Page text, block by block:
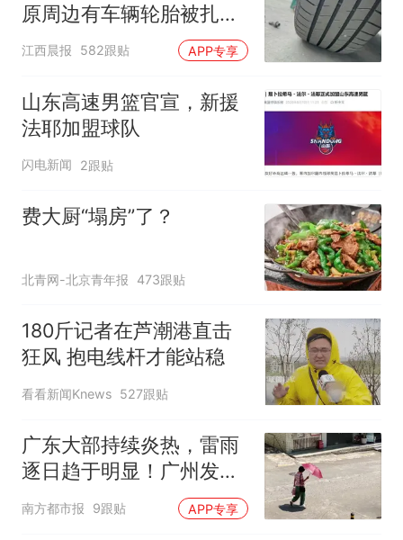
原周边有车辆轮胎被扎，
修理店铺换胎价格高达千
元，官方发布情况通报
江西晨报 582跟贴 APP专享
山东高速男篮官宣，新援
法耶加盟球队
闪电新闻 2跟贴
费大厨“塌房”了？
北青网-北京青年报 473跟贴
180斤记者在芦潮港直击
狂风 抱电线杆才能站稳
看看新闻Knews 527跟贴
广东大部持续炎热，雷雨
逐日趋于明显！广州发布
高温橙色预警
南方都市报 9跟贴 APP专享